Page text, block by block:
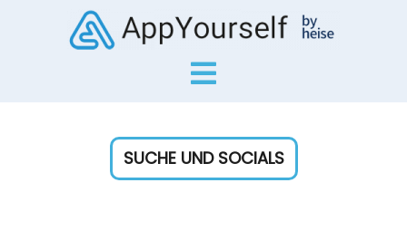
SUCHE UND SOCIALS